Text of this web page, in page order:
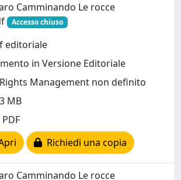
Camminando Le rocce
Accesso chiuso
editoriale
in Versione Editoriale
Management non definito
MB
Richiedi una copia
Camminando Le rocce